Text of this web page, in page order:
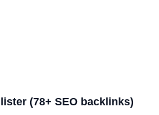
(78+ SEO backlinks)